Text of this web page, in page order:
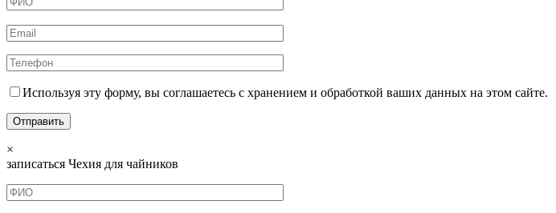
Используя эту форму, вы соглашаетесь с хранением и обработкой ваших данных на этом сайте.
×
записаться Чехия для чайников